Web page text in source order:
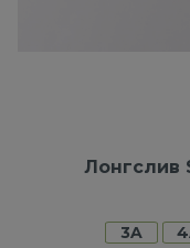
Лонгслив
3A